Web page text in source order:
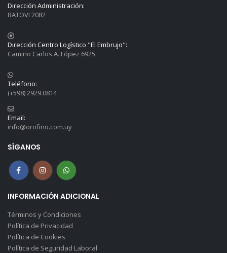
Dirección Administración:
BATOVI 2082
Dirección Centro Logístico "El Embrujo":
Camino Carlos A. López 6925
Teléfono:
(+598) 2929.0814
Email:
info@orofino.com.uy
SÍGANOS
INFORMACIÓN ADICIONAL
Términos y Condiciones
Política de Privacidad
Política de Cookies
Política de Seguridad Laboral